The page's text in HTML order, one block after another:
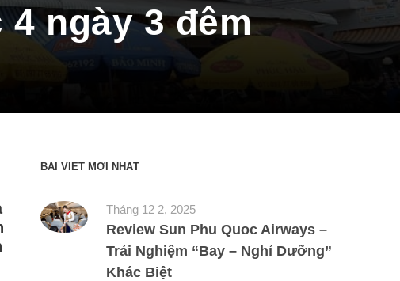
ngày 3 đêm
BÀI VIẾT MỚI NHẤT
Tháng 12 2, 2025
Review Sun Phu Quoc Airways –
Trải Nghiệm “Bay – Nghỉ Dưỡng”
Khác Biệt